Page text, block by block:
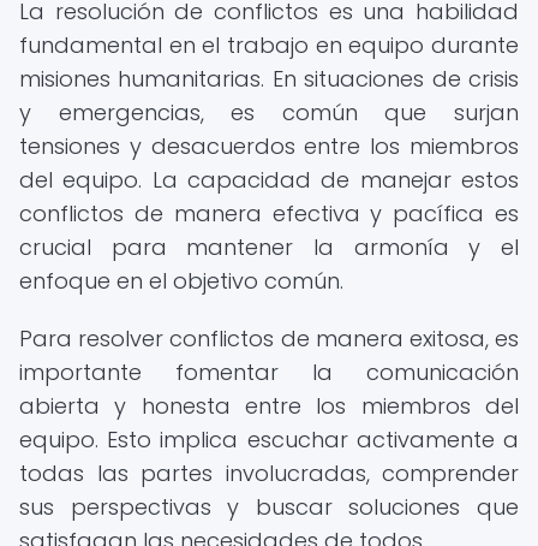
La resolución de conflictos es una habilidad
fundamental en el trabajo en equipo durante
misiones humanitarias. En situaciones de crisis
y emergencias, es común que surjan
tensiones y desacuerdos entre los miembros
del equipo. La capacidad de manejar estos
conflictos de manera efectiva y pacífica es
crucial para mantener la armonía y el
enfoque en el objetivo común.
Para resolver conflictos de manera exitosa, es
importante fomentar la comunicación
abierta y honesta entre los miembros del
equipo. Esto implica escuchar activamente a
todas las partes involucradas, comprender
sus perspectivas y buscar soluciones que